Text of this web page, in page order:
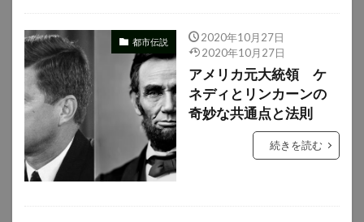
都市伝説
2020年10月27日
2020年10月27日
アメリカ元大統領 ケ
ネディとリンカーンの
奇妙な共通点と法則
続きを読む